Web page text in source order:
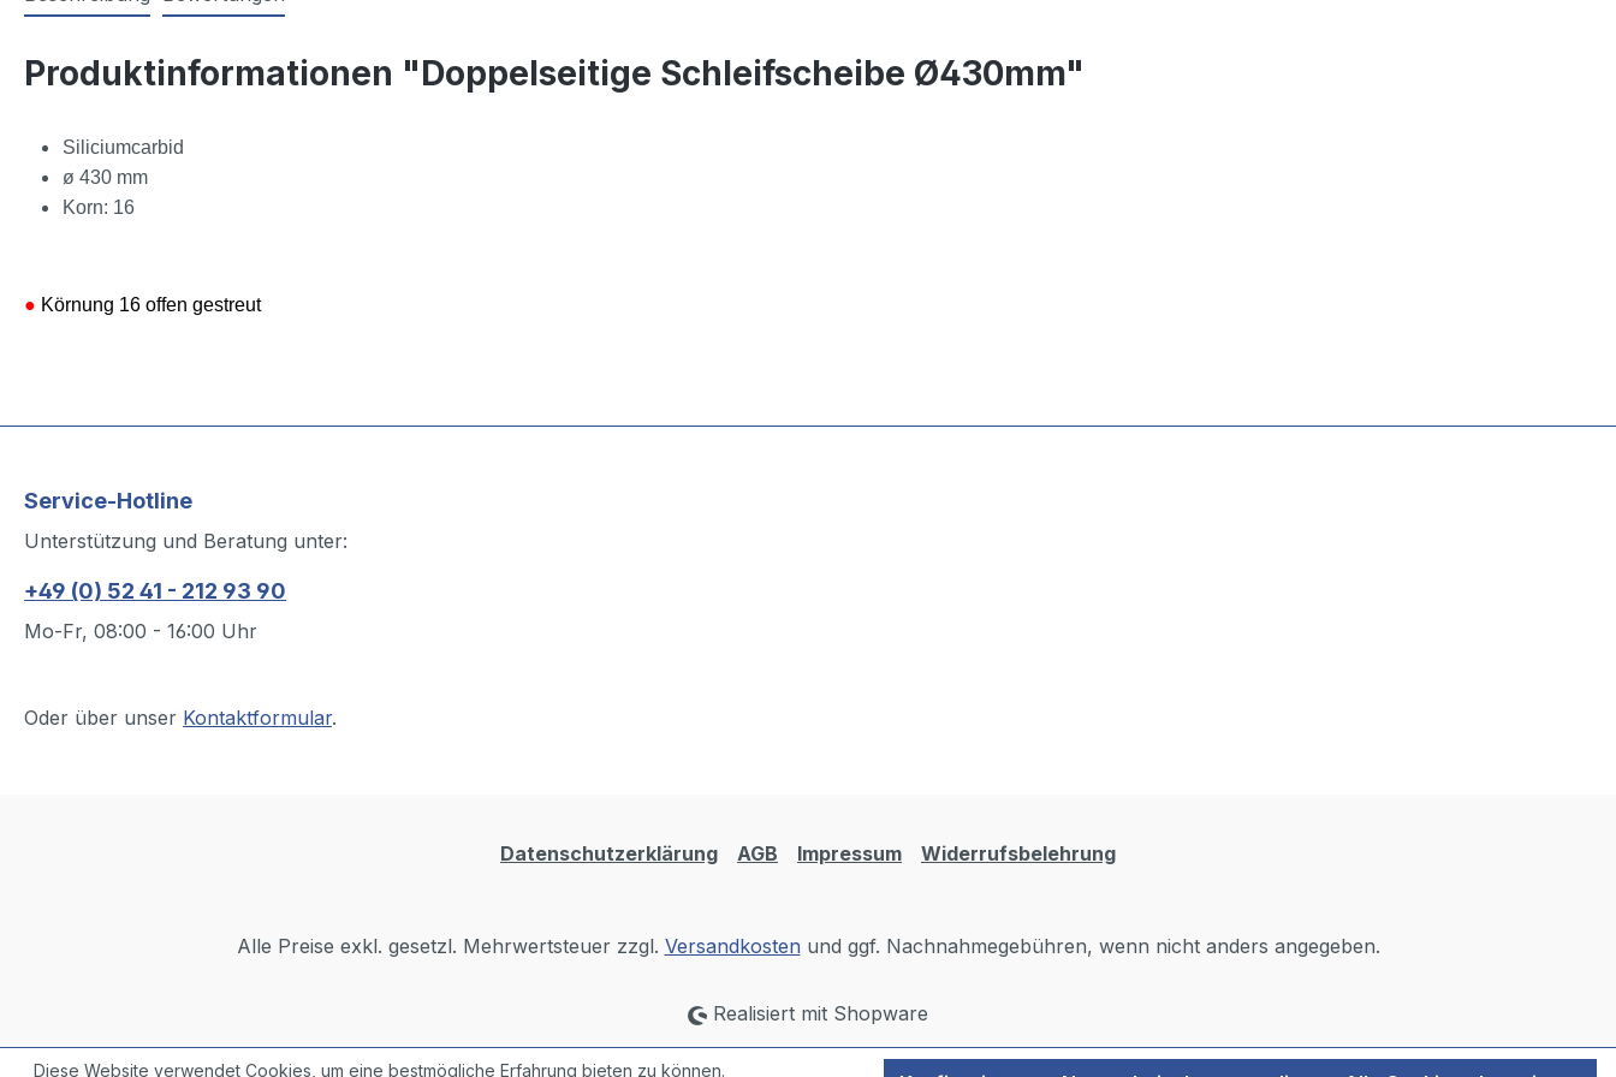
Produktinformationen "Doppelseitige Schleifscheibe Ø430mm"
Siliciumcarbid
ø 430 mm
Korn: 16
● Körnung 16 offen gestreut
Service-Hotline
Unterstützung und Beratung unter:
+49 (0) 52 41 - 212 93 90
Mo-Fr, 08:00 - 16:00 Uhr
Oder über unser Kontaktformular.
Datenschutzerklärung AGB Impressum Widerrufsbelehrung
Alle Preise exkl. gesetzl. Mehrwertsteuer zzgl. Versandkosten und ggf. Nachnahmegebühren, wenn nicht anders angegeben.
Realisiert mit Shopware
Diese Website verwendet Cookies, um eine bestmögliche Erfahrung bieten zu können.